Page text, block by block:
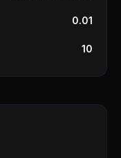
0.01
10